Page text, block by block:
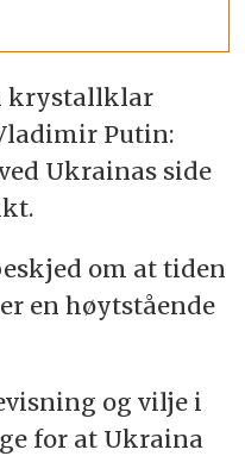
krystallklar
Putin:
Ukrainas side
om at tiden
en høytstående
og vilje i
for at Ukraina